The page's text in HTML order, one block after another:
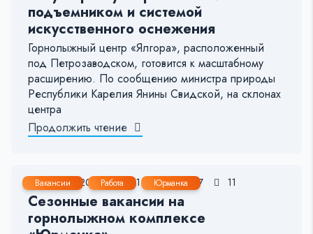
подъемником и системой
искусственного оснежения
Горнолыжный центр «Ялгора», расположенный
под Петрозаводском, готовится к масштабному
расширению. По сообщению министра природы
Республики Карелия Янины Свидской, на склонах
центра
Продолжить чтение
Вакансии Работа Юрманка
19 Ноя, 2023 < 1 мин. 267 11
Сезонные вакансии на
горнолыжном комплексе